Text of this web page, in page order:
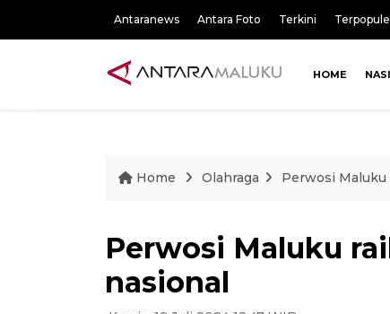
Antaranews Antara Foto Terkini
HOME
Home Olahraga Perwosi Maluku
Perwosi Maluku
nasional